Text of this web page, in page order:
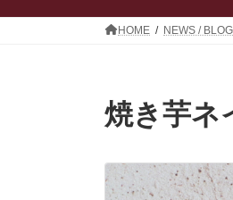
HOME NEWS / BLOG
焼き芋ネ